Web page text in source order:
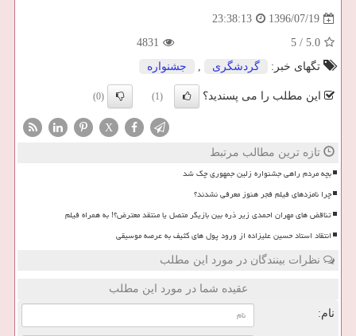
1396/07/19
23:38:13
5.0
/
5
4831
تگهای خبر:
گردشگری , جشنواره
این مطلب را می پسندید؟ (1)
(0)
X
تازه ترین مطالب مرتبط
بچه مردم راهی جشنواره زلین جمهوری چک شد
چرا نامزدهای فیلم فجر هنوز معرفی نشدند؟
تناقض های مهران احمدی زیر ذره بین بازیگر متصل یا منتقد معترض؟! به همراه فیلم
انتقاد استاد حسین علیزاده از ورود پول های کثیف به عرصه موسیقی
نظرات بینندگان در مورد این مطلب
عقیده شما در مورد این مطلب
نام: